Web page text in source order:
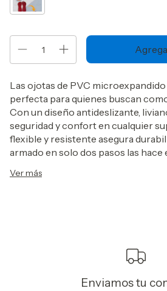
Las ojotas de PVC
perfecta para quienes buscan
Con un diseño antideslizante,
seguridad y confort en cualquier
flexible y resistente asegura
armado en solo dos pasos las
funcionalidad para acompañarte en
TALLES BINUMERALES
Ver más
Enviamos tu